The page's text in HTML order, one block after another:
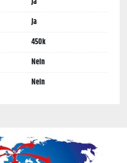
Ja
450k
Nein
Nein